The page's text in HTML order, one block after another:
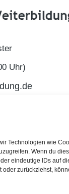
Technologien wie
Wenn du
eindeutige IDs auf
zurückziehst,
Uhr)
Impressum